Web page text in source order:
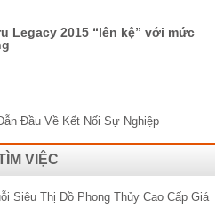
Legacy 2015 “lên kệ” với mức
VIỆC